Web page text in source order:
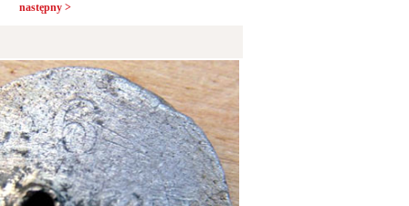
następny >